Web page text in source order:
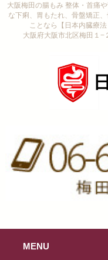
大阪梅田の腸もみ 整体・首痛
な下痢、胃もたれ、骨盤矯正
ことなら【日本内臓療
大阪府大阪市北区梅田１
MENU